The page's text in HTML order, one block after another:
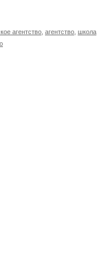
агентство агентство школа